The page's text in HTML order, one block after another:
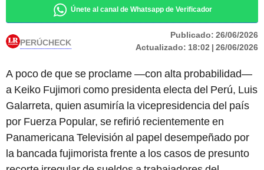
Únete al canal de Whatsapp de Verificador
PERÚCHECK Publicado: 26/06/2026
Actualizado: 18:02 | 26/06/2026
A poco de que se proclame —con alta probabilidad—
a Keiko Fujimori como presidenta electa del Perú, Luis
Galarreta, quien asumiría la vicepresidencia del país
por Fuerza Popular, se refirió recientemente en
Panamericana Televisión al papel desempeñado por
la bancada fujimorista frente a los casos de presunto